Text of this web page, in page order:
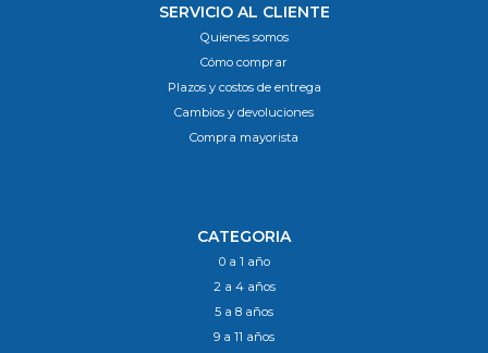
SERVICIO AL CLIENTE
Quienes somos
Cómo comprar
Plazos y costos de entrega
Cambios y devoluciones
Compra mayorista
CATEGORIA
0 a 1 año
2 a 4 años
5 a 8 años
9 a 11 años